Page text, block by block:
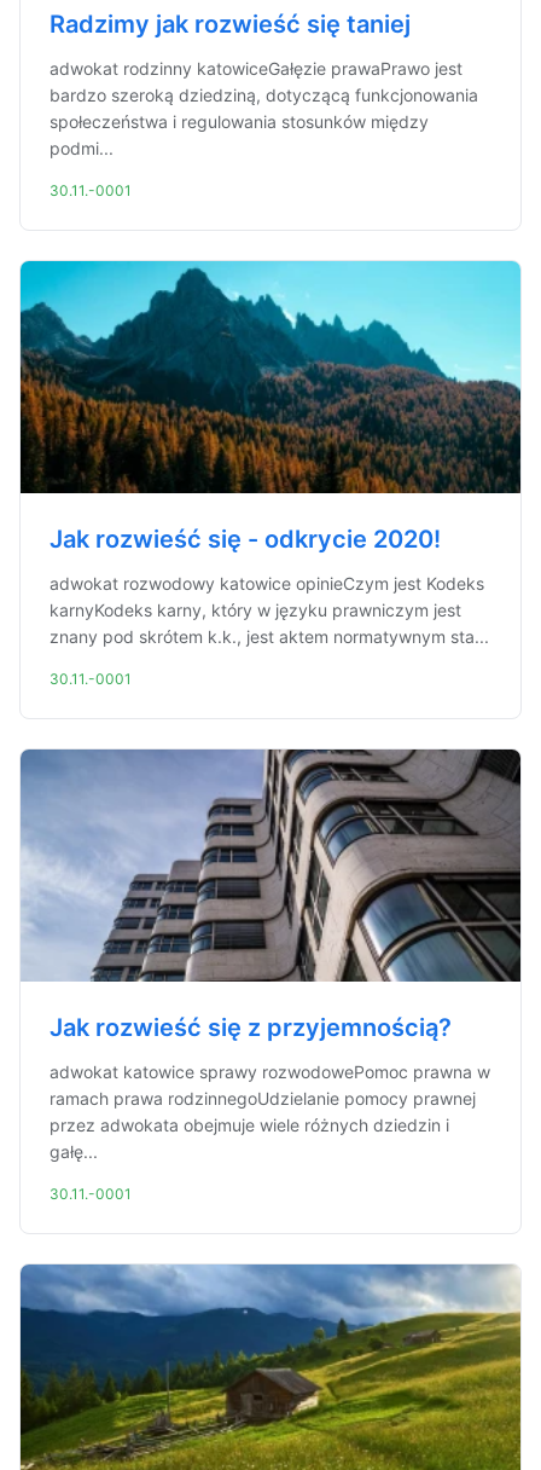
Radzimy jak rozwieść się taniej
adwokat rodzinny katowiceGałęzie prawaPrawo jest
bardzo szeroką dziedziną, dotyczącą funkcjonowania
społeczeństwa i regulowania stosunków między
podmi...
30.11.-0001
Jak rozwieść się - odkrycie 2020!
adwokat rozwodowy katowice opinieCzym jest Kodeks
karnyKodeks karny, który w języku prawniczym jest
znany pod skrótem k.k., jest aktem normatywnym sta...
30.11.-0001
Jak rozwieść się z przyjemnością?
adwokat katowice sprawy rozwodowePomoc prawna w
ramach prawa rodzinnegoUdzielanie pomocy prawnej
przez adwokata obejmuje wiele różnych dziedzin i
gałę...
30.11.-0001